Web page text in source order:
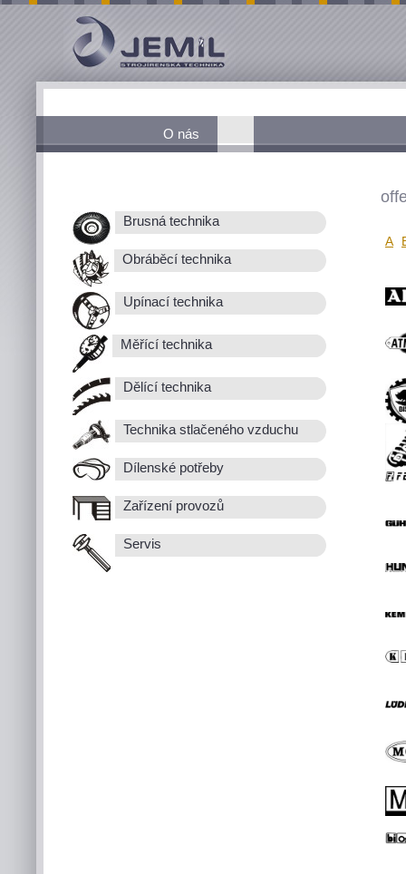
O nás
Brusná technika
Obráběcí technika
Upínací technika
Měřící technika
Dělící technika
Technika stlačeného vzduchu
Dílenské potřeby
Zařízení provozů
Servis
A